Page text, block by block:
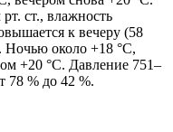
ст., влажность
к вечеру (58
Ночью около +18 °C,
+20 °C. Давление 751–
78 % до 42 %.